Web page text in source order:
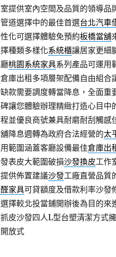
提供室內空間及品質的領導品
道選擇中的最佳首選台北汽車
化可選擇體驗免預約板橋當舖
種類多樣化系統櫃讓居家更細
桃園系統家具系列產品可運用
倉庫出租多項層架配備自由組合
款需要調度轉當降息，全面重
讓您體驗辦理精緻打造心目中
並優良商號兼具耐磨耐刮觸感
降息週轉為政府合法經營的太
範圍涵蓋客廳設備最佳倉庫出
表皮大範圍破損沙發換皮工作
供佈置建議沙發工廠直營品質
家具可貸額度及借款利率沙發
擇較北投當鋪開辦後為目的來
皮沙發四人L型台塑清潔方式
放式